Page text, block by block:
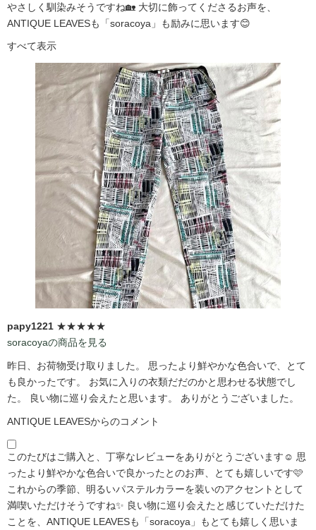
やさしく馴染みそうですね🏡 大切に飾ってくださるお声を、
ANTIQUE LEAVESも「soracoya」も励みに思います😊
すべて表示
papy1221 ★★★★★
soracoyaの商品を見る
昨日、お荷物受け取りました。 思ったより鮮やかな色合いで、とて
も良かったです。 お気に入りの衣類だだのかと思わせる状態でし
た。 良い物に巡り会えたと思います。 ありがとうございました。
ANTIQUE LEAVESからのコメント
このたびはご購入と、丁寧なレビューをありがとうございます☺️ 思
ったより鮮やかな色合いで良かったとのお声、とても嬉しいです🩷
これからの季節、明るいパステルカラーを装いのアクセントとして
満喫いただけそうですね✨ 良い物に巡り会えたと感じていただけた
ことを、ANTIQUE LEAVESも「soracoya」もとても嬉しく思いま